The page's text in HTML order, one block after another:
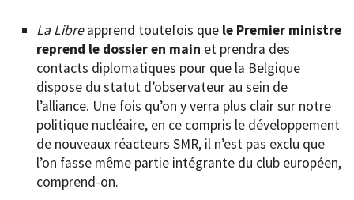
La Libreapprend toutefois que le Premier ministre
reprend le dossier en main et prendra des
contacts diplomatiques pour que la Belgique
dispose du statut d’observateur au sein de
l’alliance. Une fois qu’on y verra plus clair sur notre
politique nucléaire, en ce compris le développement
de nouveaux réacteurs SMR, il n’est pas exclu que
l’on fasse même partie intégrante du club européen,
comprend-on.